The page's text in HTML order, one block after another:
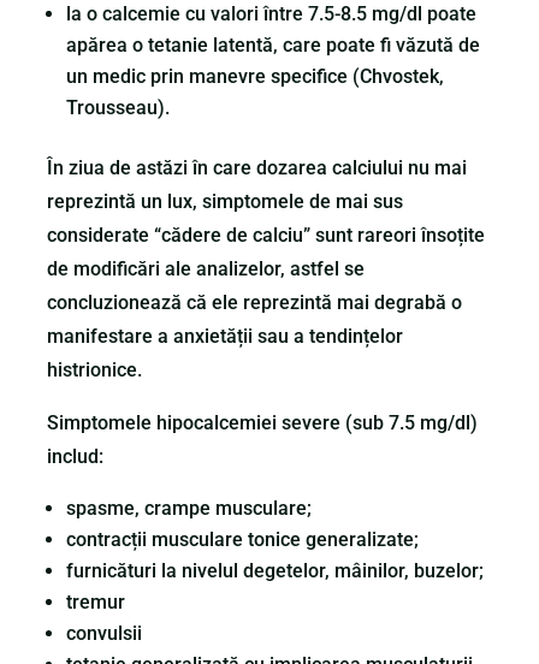
la o calcemie cu valori între 7.5-8.5 mg/dl poate
apărea o tetanie latentă, care poate fi văzută de
un medic prin manevre specifice (Chvostek,
Trousseau).
În ziua de astăzi în care dozarea calciului nu mai
reprezintă un lux, simptomele de mai sus
considerate “cădere de calciu” sunt rareori însoțite
de modificări ale analizelor, astfel se
concluzionează că ele reprezintă mai degrabă o
manifestare a anxietății sau a tendințelor
histrionice.
Simptomele hipocalcemiei severe (sub 7.5 mg/dl)
includ:
spasme, crampe musculare;
contracții musculare tonice generalizate;
furnicături la nivelul degetelor, mâinilor, buzelor;
tremur
convulsii